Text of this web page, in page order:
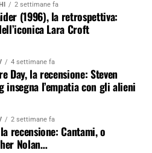
2 settimane fa
(1996), la retrospettiva:
Lara Croft
4 settimane fa
Day, la recensione: Steven
insegna l’empatia con gli alieni
2 settimane fa
recensione: Cantami, o
Nolan…